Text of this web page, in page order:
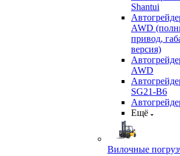
Shantui
AWD
привод,
версия)
AWD
SG21-B6
Ещё
Вилочные